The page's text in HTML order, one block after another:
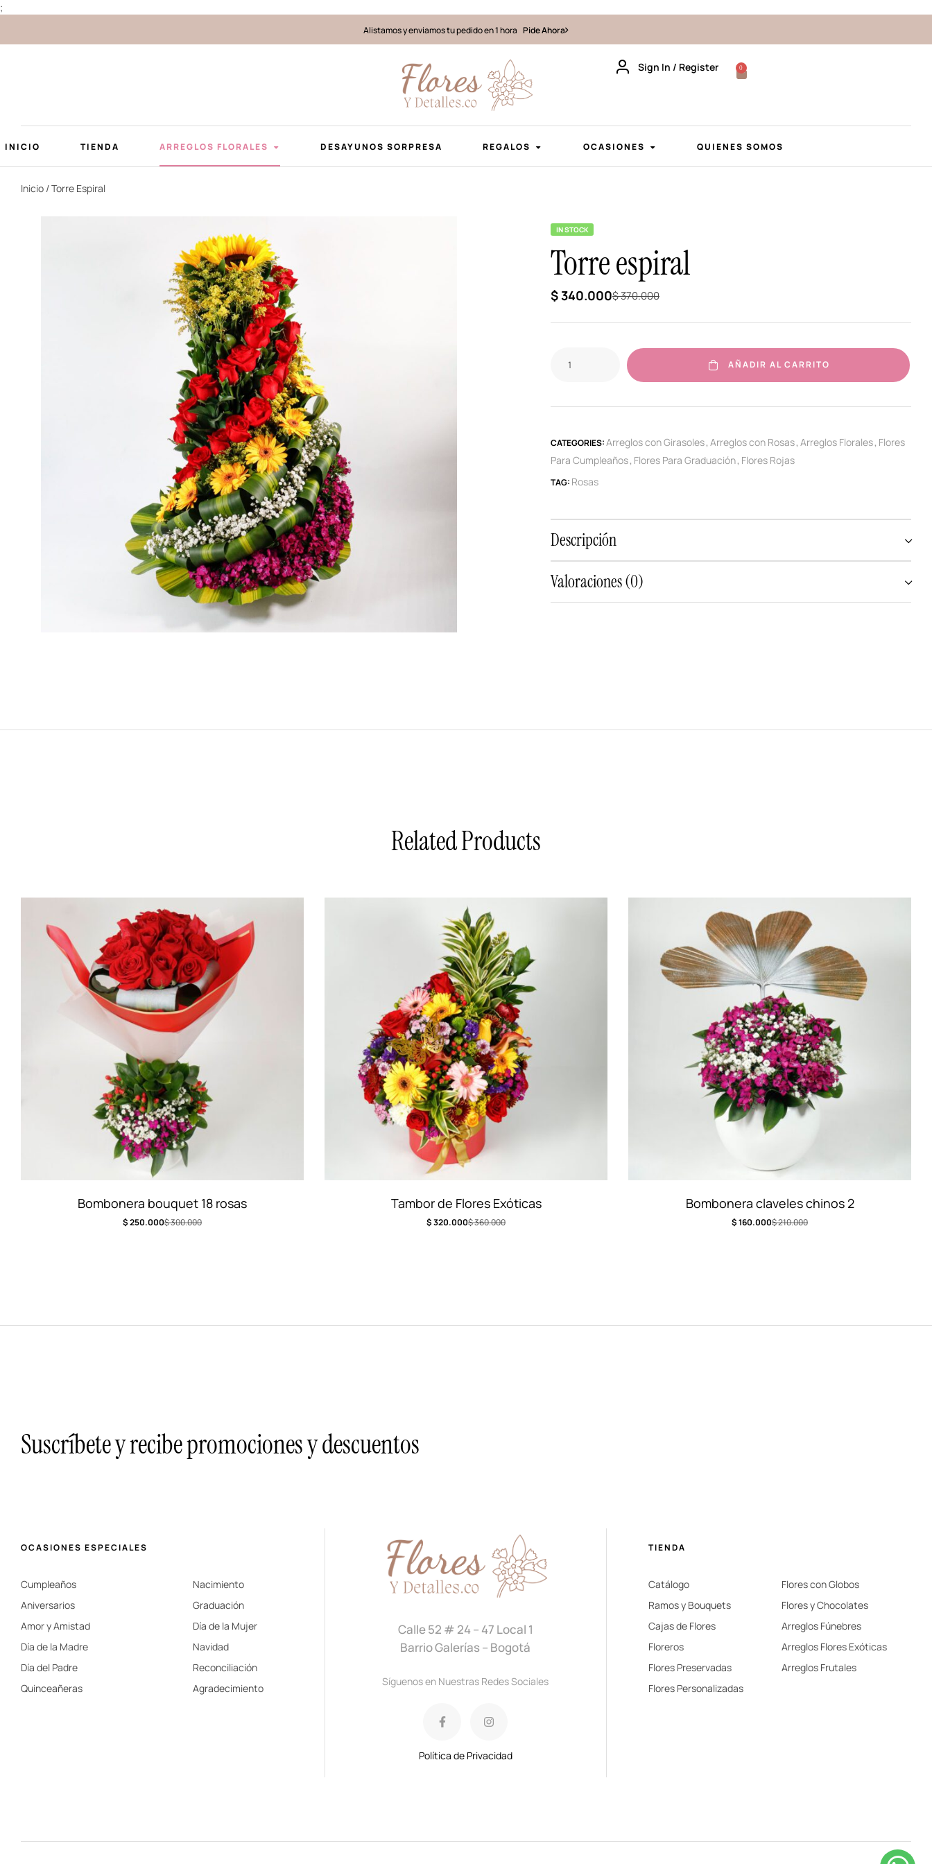
;
Alistamos y enviamos tu pedido en 1 hora Pide Ahora
Sign In / Register 0
INICIO TIENDA ARREGLOS FLORALES DESAYUNOS SORPRESA REGALOS OCASIONES QUIENES SOMOS
Inicio / Torre Espiral
IN STOCK
Torre espiral
$370.000
$340.000
AÑADIR AL CARRITO
CATEGORIES:Arreglos con Girasoles, Arreglos con Rosas, Arreglos Florales, Flores
Para Cumpleaños, Flores Para Graduación, Flores Rojas
TAG: Rosas
Descripción
Valoraciones (0)
Related Products
Bombonera bouquet 18 rosas
$300.000
$250.000
Tambor de Flores Exóticas
$360.000
$320.000
Bombonera claveles chinos 2
$210.000
$160.000
Suscríbete y recibe promociones y descuentos
OCASIONES ESPECIALES
Cumpleaños
Aniversarios
Amor y Amistad
Día de la Madre
Día del Padre
Quinceañeras
Nacimiento
Graduación
Día de la Mujer
Navidad
Reconciliación
Agradecimiento
Calle 52 # 24 – 47 Local 1
Barrio Galerías – Bogotá
Síguenos en Nuestras Redes Sociales
Política de Privacidad
TIENDA
Catálogo
Ramos y Bouquets
Cajas de Flores
Floreros
Flores Preservadas
Flores Personalizadas
Flores con Globos
Flores y Chocolates
Arreglos Fúnebres
Arreglos Flores Exóticas
Arreglos Frutales